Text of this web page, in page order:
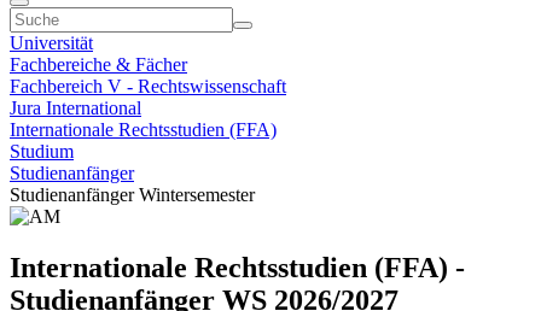
Universität
Fachbereiche & Fächer
Fachbereich V - Rechtswissenschaft
Jura International
Internationale Rechtsstudien (FFA)
Studium
Studienanfänger
Studienanfänger Wintersemester
Internationale Rechtsstudien (FFA) -
Studienanfänger WS 2026/2027